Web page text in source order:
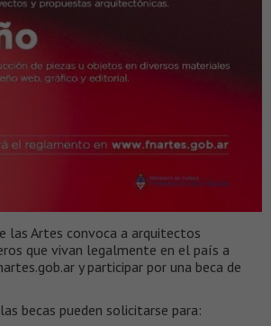
las Artes convoca a arquitectos
que vivan legalmente en el país a
y participar por una beca de
becas pueden solicitarse para: